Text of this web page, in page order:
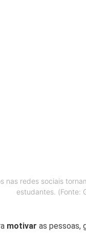
nas redes sociais
estudantes. (Fonte:
motivar as pessoas,